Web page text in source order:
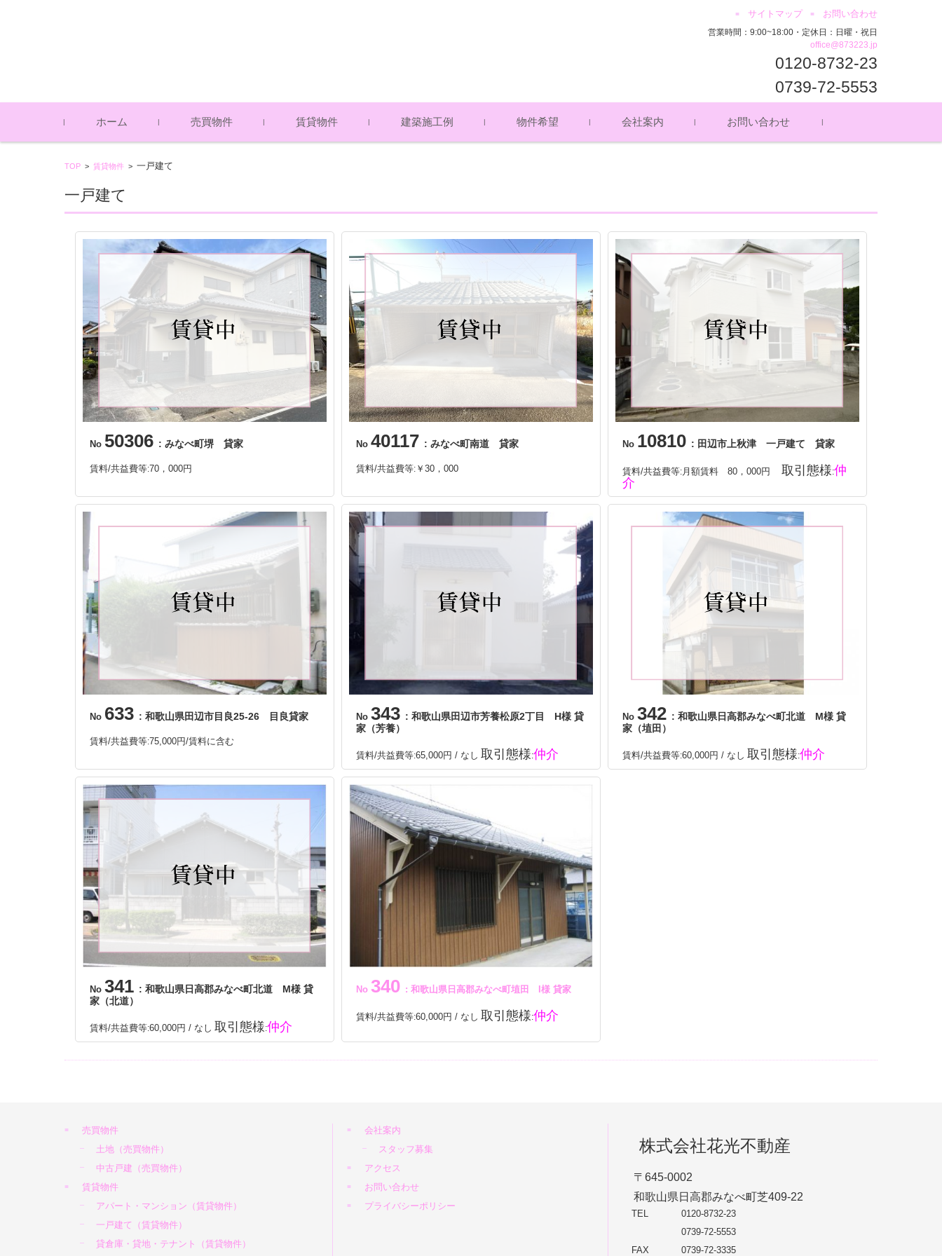
サイトマップ お問い合わせ
営業時間：9:00~18:00・定休日：日曜・祝日
office@873223.jp
0120-8732-23
0739-72-5553
コンテンツに移動
ホーム 売買物件 賃貸物件 建築施工例 物件希望 会社案内 お問い合わせ
TOP > 賃貸物件 > 一戸建て
一戸建て
No 50306 : みなべ町堺 貸家
賃料/共益費等:70，000円
No 40117 : みなべ町南道 貸家
賃料/共益費等: ￥30，000
No 10810 : 田辺市上秋津 一戸建て 貸家
賃料/共益費等:月額賃料 80，000円 取引態様:仲
介
No 633 : 和歌山県田辺市目良25-26 目良貸家
賃料/共益費等:75,000円/賃料に含む
No 343 : 和歌山県田辺市芳養松原2丁目 H様 貸
家（芳養）
賃料/共益費等:65,000円 / なし 取引態様:仲介
No 342 : 和歌山県日高郡みなべ町北道 M様 貸
家（埴田）
賃料/共益費等:60,000円 / なし 取引態様:仲介
No 341 : 和歌山県日高郡みなべ町北道 M様 貸
家（北道）
賃料/共益費等:60,000円 / なし 取引態様:仲介
No 340 : 和歌山県日高郡みなべ町埴田 I様 貸家
賃料/共益費等:60,000円 / なし 取引態様:仲介
売買物件
土地（売買物件）
中古戸建（売買物件）
賃貸物件
アパート・マンション（賃貸物件）
一戸建て（賃貸物件）
貸倉庫・貸地・テナント（賃貸物件）
会社案内
スタッフ募集
アクセス
お問い合わせ
プライバシーポリシー
株式会社花光不動産
〒645-0002
和歌山県日高郡みなべ町芝409-22
TEL
0120-8732-23
0739-72-5553
FAX
0739-72-3335